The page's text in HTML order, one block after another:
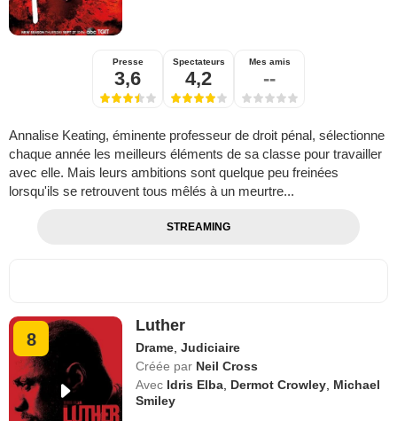
Presse
3,6
Spectateurs
4,2
Mes amis
--
Annalise Keating, éminente professeur de droit pénal, sélectionne
chaque année les meilleurs éléments de sa classe pour travailler
avec elle. Mais leurs ambitions sont quelque peu freinées
lorsqu'ils se retrouvent tous mêlés à un meurtre...
STREAMING
8
Luther
Drame ,Judiciaire
Créée par Neil Cross
Avec Idris Elba Dermot Crowley Michael
Smiley